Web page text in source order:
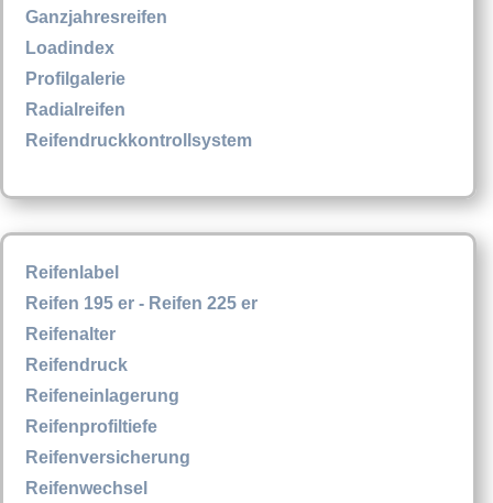
Ganzjahresreifen
Loadindex
Profilgalerie
Radialreifen
Reifendruckkontrollsystem
Reifenlabel
Reifen 195 er - Reifen 225 er
Reifenalter
Reifendruck
Reifeneinlagerung
Reifenprofiltiefe
Reifenversicherung
Reifenwechsel